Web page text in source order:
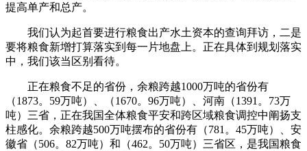
提高单产和总产。
我们认为起首要进行粮食出产水土资本的查询拜访，二是
要将粮食新增打算落实到每一片地盘上。正在具体到规划落实
中，我们该当区别看待。
正在粮食不足的省份，余粮跨越1000万吨的省份有
（1873。59万吨）、（1670。96万吨）、河南（1391。73万
吨）三省，正在我国全体粮食平安和跨区域粮食调控中阐扬支
柱感化。余粮跨越500万吨摆布的省份有（781。45万吨）、安
徽省（506。82万吨）和（462。50万吨）三省区，是我国粮食